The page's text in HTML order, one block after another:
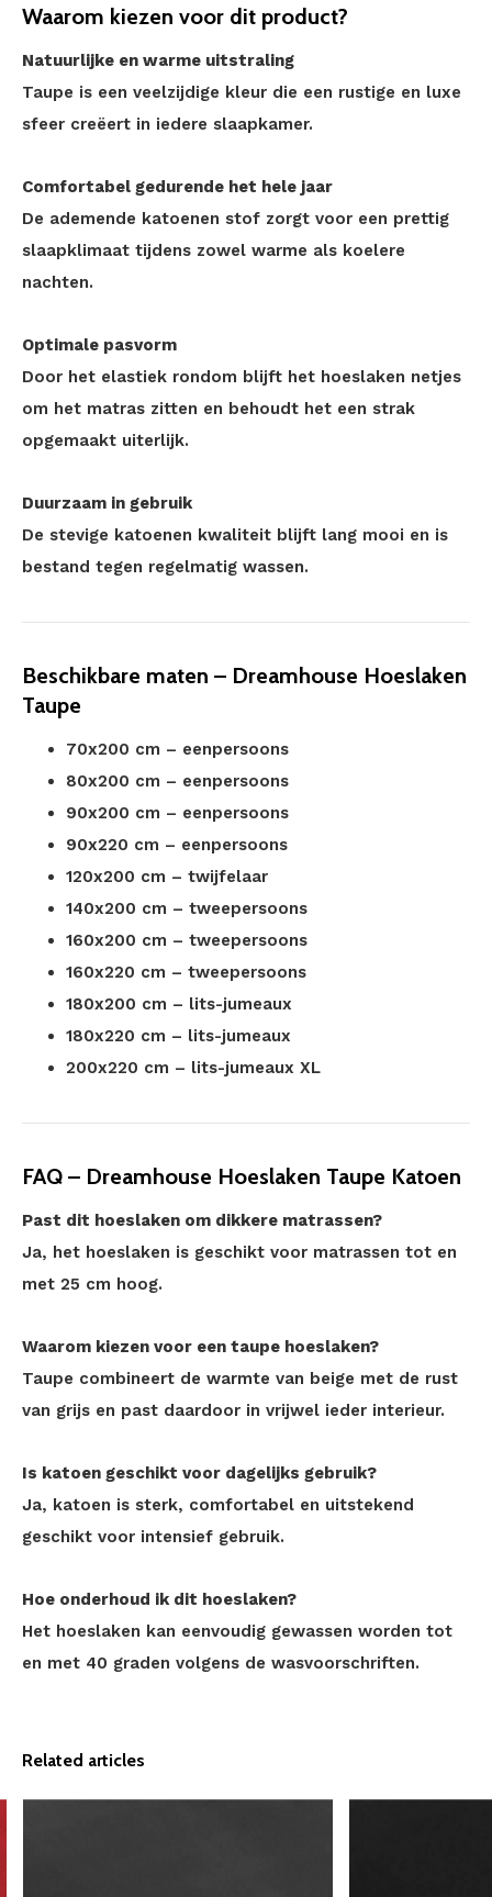
Waarom kiezen voor dit product?
Natuurlijke en warme uitstraling
Taupe is een veelzijdige kleur die een rustige en luxe
sfeer creëert in iedere slaapkamer.
Comfortabel gedurende het hele jaar
De ademende katoenen stof zorgt voor een prettig
slaapklimaat tijdens zowel warme als koelere
nachten.
Optimale pasvorm
Door het elastiek rondom blijft het hoeslaken netjes
om het matras zitten en behoudt het een strak
opgemaakt uiterlijk.
Duurzaam in gebruik
De stevige katoenen kwaliteit blijft lang mooi en is
bestand tegen regelmatig wassen.
Beschikbare maten – Dreamhouse Hoeslaken
Taupe
70x200 cm – eenpersoons
80x200 cm – eenpersoons
90x200 cm – eenpersoons
90x220 cm – eenpersoons
120x200 cm – twijfelaar
140x200 cm – tweepersoons
160x200 cm – tweepersoons
160x220 cm – tweepersoons
180x200 cm – lits-jumeaux
180x220 cm – lits-jumeaux
200x220 cm – lits-jumeaux XL
FAQ – Dreamhouse Hoeslaken Taupe Katoen
Past dit hoeslaken om dikkere matrassen?
Ja, het hoeslaken is geschikt voor matrassen tot en
met 25 cm hoog.
Waarom kiezen voor een taupe hoeslaken?
Taupe combineert de warmte van beige met de rust
van grijs en past daardoor in vrijwel ieder interieur.
Is katoen geschikt voor dagelijks gebruik?
Ja, katoen is sterk, comfortabel en uitstekend
geschikt voor intensief gebruik.
Hoe onderhoud ik dit hoeslaken?
Het hoeslaken kan eenvoudig gewassen worden tot
en met 40 graden volgens de wasvoorschriften.
Related articles